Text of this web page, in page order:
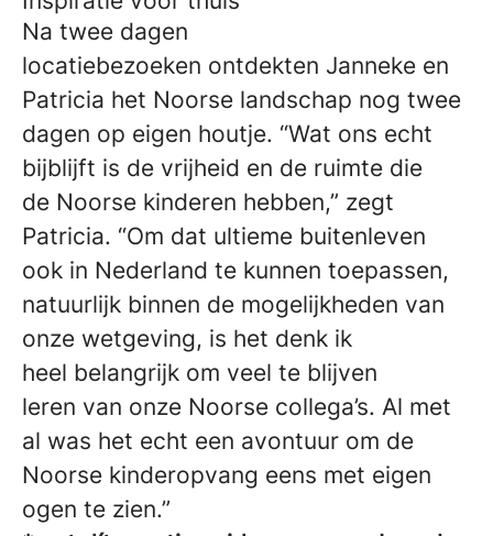
Na twee dagen
locatiebezoeken ontdekten Janneke en
Patricia het Noorse landschap nog twee
dagen op eigen houtje. “Wat ons echt
bijblijft is de vrijheid en de ruimte die
de Noorse kinderen hebben,” zegt
Patricia. “Om dat ultieme buitenleven
ook in Nederland te kunnen toepassen,
natuurlijk binnen de mogelijkheden van
onze wetgeving, is het denk ik
heel belangrijk om veel te blijven
leren van onze Noorse collega’s. Al met
al was het echt een avontuur om de
Noorse kinderopvang eens met eigen
ogen te zien.”